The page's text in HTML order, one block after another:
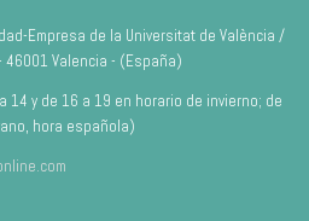
Empresa de la Universitat de València /
46001 Valencia - (España)
14 y de 16 a 19 en horario de invierno; de
hora española)